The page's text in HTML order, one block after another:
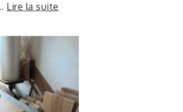
Lire la suite